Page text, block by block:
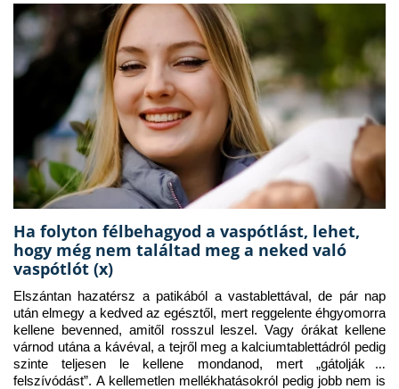
Ha folyton félbehagyod a vaspótlást, lehet,
hogy még nem találtad meg a neked való
vaspótlót (x)
Elszántan hazatérsz a patikából a vastablettával, de pár nap
után elmegy a kedved az egésztől, mert reggelente éhgyomorra
kellene bevenned, amitől rosszul leszel. Vagy órákat kellene
várnod utána a kávéval, a tejről meg a kalciumtablettádról pedig
szinte teljesen le kellene mondanod, mert „gátolják a
felszívódást”. A kellemetlen mellékhatásokról pedig jobb nem is